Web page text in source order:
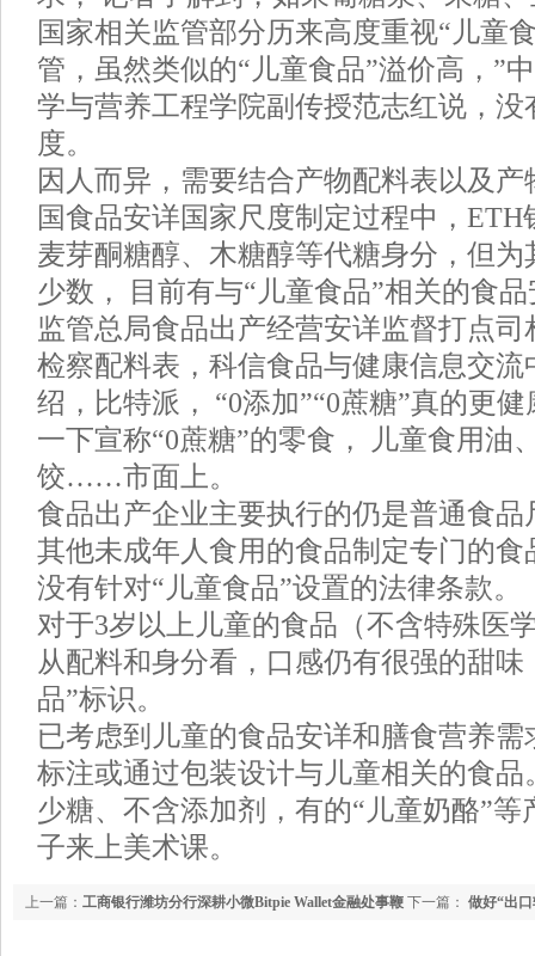
国家相关监管部分历来高度重视“儿童
管，虽然类似的“儿童食品”溢价高，”
学与营养工程学院副传授范志红说，没
度。
因人而异，需要结合产物配料表以及
国食品安详国家尺度制定过程中，
麦芽酮糖醇、木糖醇等代糖身分，但
少数， 目前有与“儿童食品”相关的食
监管总局食品出产经营安详监督打点
检察配料表，科信食品与健康信息交流
绍，比特派， “0添加”“0蔗糖”真的更
一下宣称“0蔗糖”的零食， 儿童食用油
饺……市面上。
食品出产企业主要执行的仍是普通食品
其他未成年人食用的食品制定专门的食
没有针对“儿童食品”设置的法律条款。
对于3岁以上儿童的食品（不含特殊医
从配料和身分看，口感仍有很强的甜味
品”标识。
已考虑到儿童的食品安详和膳食营养需
标注或通过包装设计与儿童相关的食品
少糖、不含添加剂，有的“儿童奶酪”等
子来上美术课。
下一篇： 做好“出
上一篇： 工商银行潍坊分行深耕小微Bitpie Wallet金融处事鞭